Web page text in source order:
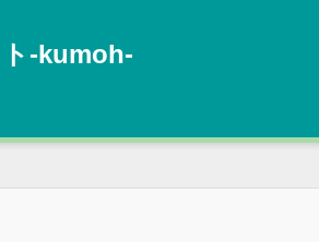
‐kumoh‐